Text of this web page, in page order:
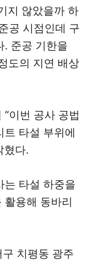
지 않았을까 하
공 시점인데 구
. 준공 기한을
도의 지연 배상
이번 공사 공법
트 타설 부위에
혔다.
는 타설 하중을
활용해 동바리
치평동 광주